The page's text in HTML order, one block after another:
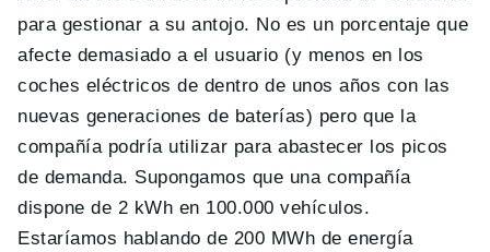
para gestionar a su antojo. No es un porcentaje que
afecte demasiado a el usuario (y menos en los
coches eléctricos de dentro de unos años con las
nuevas generaciones de baterías) pero que la
compañía podría utilizar para abastecer los picos
de demanda. Supongamos que una compañía
dispone de 2 kWh en 100.000 vehículos.
Estaríamos hablando de 200 MWh de energía